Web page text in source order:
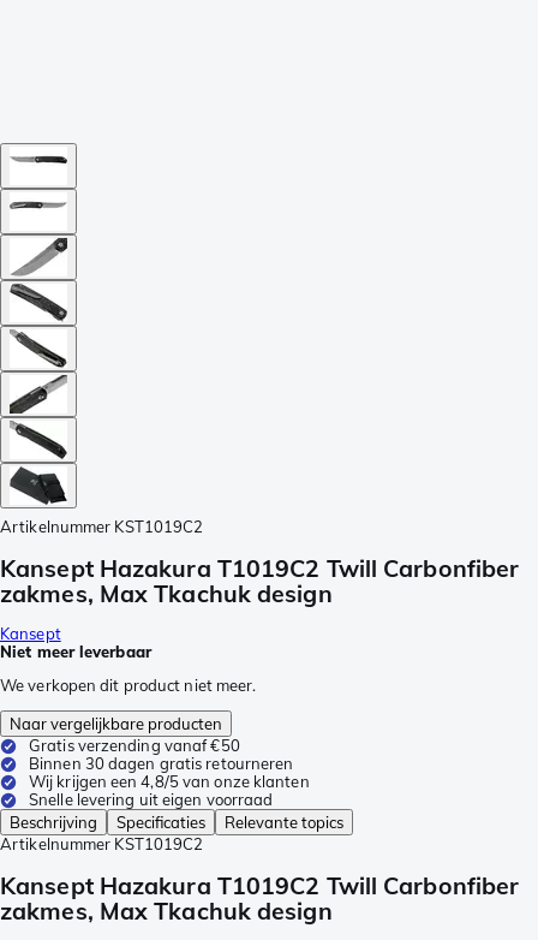
Artikelnummer KST1019C2
Kansept Hazakura T1019C2 Twill Carbonfiber
zakmes, Max Tkachuk design
Kansept
Niet meer leverbaar
We verkopen dit product niet meer.
Naar vergelijkbare producten
Gratis verzending vanaf €50
Binnen 30 dagen gratis retourneren
Wij krijgen een 4,8/5 van onze klanten
Snelle levering uit eigen voorraad
Beschrijving
Specificaties
Relevante topics
Artikelnummer KST1019C2
Kansept Hazakura T1019C2 Twill Carbonfiber
zakmes, Max Tkachuk design